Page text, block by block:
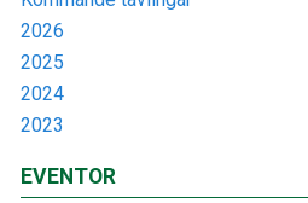
2026
2025
2024
2023
EVENTOR